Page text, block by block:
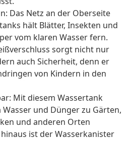
Das Netz an der Oberseite
hält Blätter, Insekten und
vom klaren Wasser fern.
sorgt nicht nur
auch Sicherheit, denn er
von Kindern in den
Mit diesem Wassertank
und Dünger zu Gärten,
und anderen Orten
ist der Wasserkanister